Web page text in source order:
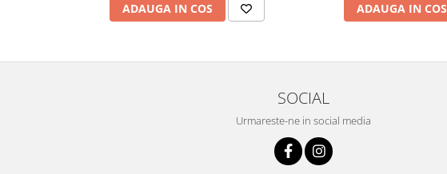
ADAUGA IN COS ADAUGA IN COS
SOCIAL
Urmareste-ne in social media